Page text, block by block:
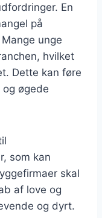
En
på
unge
hvilket
Dette kan føre
øgede
som kan
skal
af love og
og dyrt.